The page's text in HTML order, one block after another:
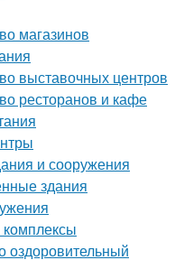
магазинов
выставочных центров
ресторанов и кафе
и сооружения
здания
оздоровительный